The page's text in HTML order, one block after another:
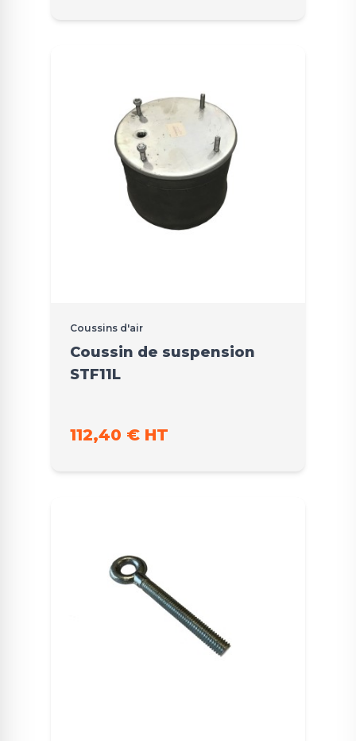
Coussins d'air
Coussin de suspension
STF11L
112,40 € HT